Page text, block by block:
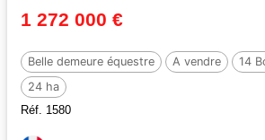
1 272 000 €
Belle demeure équestre A vendre 14
24 ha
Réf. 1580